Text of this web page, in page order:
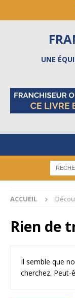
UNE
ACCUEIL
Rien de
Il semble que
cherchez. Peut-